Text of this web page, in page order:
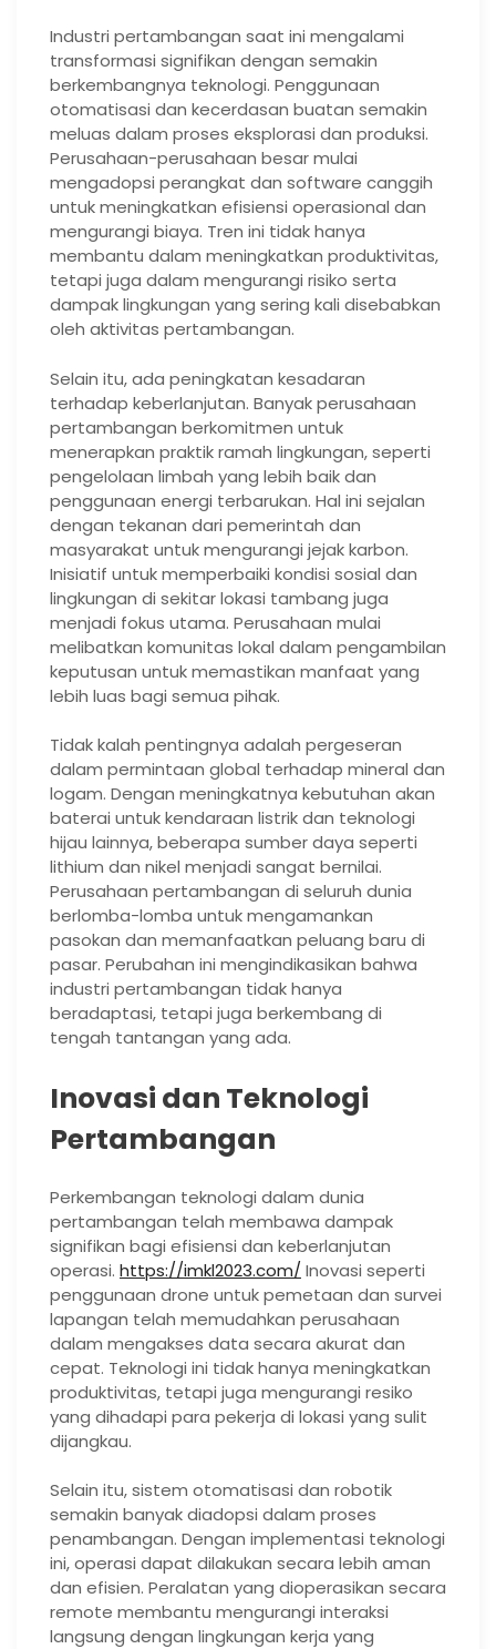
Industri pertambangan saat ini mengalami
transformasi signifikan dengan semakin
berkembangnya teknologi. Penggunaan
otomatisasi dan kecerdasan buatan semakin
meluas dalam proses eksplorasi dan produksi.
Perusahaan-perusahaan besar mulai
mengadopsi perangkat dan software canggih
untuk meningkatkan efisiensi operasional dan
mengurangi biaya. Tren ini tidak hanya
membantu dalam meningkatkan produktivitas,
tetapi juga dalam mengurangi risiko serta
dampak lingkungan yang sering kali disebabkan
oleh aktivitas pertambangan.
Selain itu, ada peningkatan kesadaran
terhadap keberlanjutan. Banyak perusahaan
pertambangan berkomitmen untuk
menerapkan praktik ramah lingkungan, seperti
pengelolaan limbah yang lebih baik dan
penggunaan energi terbarukan. Hal ini sejalan
dengan tekanan dari pemerintah dan
masyarakat untuk mengurangi jejak karbon.
Inisiatif untuk memperbaiki kondisi sosial dan
lingkungan di sekitar lokasi tambang juga
menjadi fokus utama. Perusahaan mulai
melibatkan komunitas lokal dalam pengambilan
keputusan untuk memastikan manfaat yang
lebih luas bagi semua pihak.
Tidak kalah pentingnya adalah pergeseran
dalam permintaan global terhadap mineral dan
logam. Dengan meningkatnya kebutuhan akan
baterai untuk kendaraan listrik dan teknologi
hijau lainnya, beberapa sumber daya seperti
lithium dan nikel menjadi sangat bernilai.
Perusahaan pertambangan di seluruh dunia
berlomba-lomba untuk mengamankan
pasokan dan memanfaatkan peluang baru di
pasar. Perubahan ini mengindikasikan bahwa
industri pertambangan tidak hanya
beradaptasi, tetapi juga berkembang di
tengah tantangan yang ada.
Inovasi dan Teknologi
Pertambangan
Perkembangan teknologi dalam dunia
pertambangan telah membawa dampak
signifikan bagi efisiensi dan keberlanjutan
operasi. https://imkl2023.com/Inovasi seperti
penggunaan drone untuk pemetaan dan survei
lapangan telah memudahkan perusahaan
dalam mengakses data secara akurat dan
cepat. Teknologi ini tidak hanya meningkatkan
produktivitas, tetapi juga mengurangi resiko
yang dihadapi para pekerja di lokasi yang sulit
dijangkau.
Selain itu, sistem otomatisasi dan robotik
semakin banyak diadopsi dalam proses
penambangan. Dengan implementasi teknologi
ini, operasi dapat dilakukan secara lebih aman
dan efisien. Peralatan yang dioperasikan secara
remote membantu mengurangi interaksi
langsung dengan lingkungan kerja yang